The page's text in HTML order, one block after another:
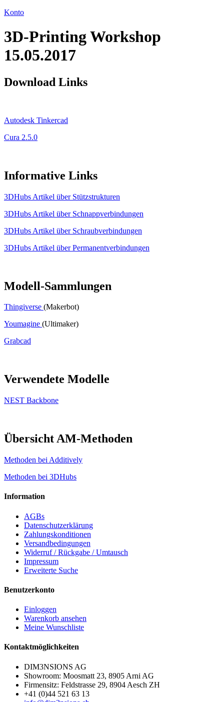
Konto
3D-Printing Workshop
15.05.2017
Download Links
Autodesk Tinkercad
Cura 2.5.0
Informative Links
3DHubs Artikel über Stützstrukturen
3DHubs Artikel über Schnappverbindungen
3DHubs Artikel über Schraubverbindungen
3DHubs Artikel über Permanentverbindungen
Modell-Sammlungen
Thingiverse (Makerbot)
Youmagine (Ultimaker)
Grabcad
Verwendete Modelle
NEST Backbone
Übersicht AM-Methoden
Methoden bei Additively
Methoden bei 3DHubs
Information
AGBs
Datenschutzerklärung
Zahlungskonditionen
Versandbedingungen
Widerruf / Rückgabe / Umtausch
Impressum
Erweiterte Suche
Benutzerkonto
Einloggen
Warenkorb ansehen
Meine Wunschliste
Kontaktmöglichkeiten
DIM3NSIONS AG
Showroom: Moosmatt 23, 8905 Arni AG
Firmensitz: Feldstrasse 29, 8904 Aesch ZH
+41 (0)44 521 63 13